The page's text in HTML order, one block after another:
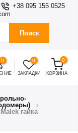
+38 095 155 0525
Поиск
0 0
ЗАКЛАДКИ
0
КОРЗИНА
гайка